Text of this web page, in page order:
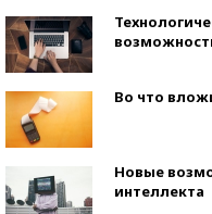
Во что
Новые
интеллекта